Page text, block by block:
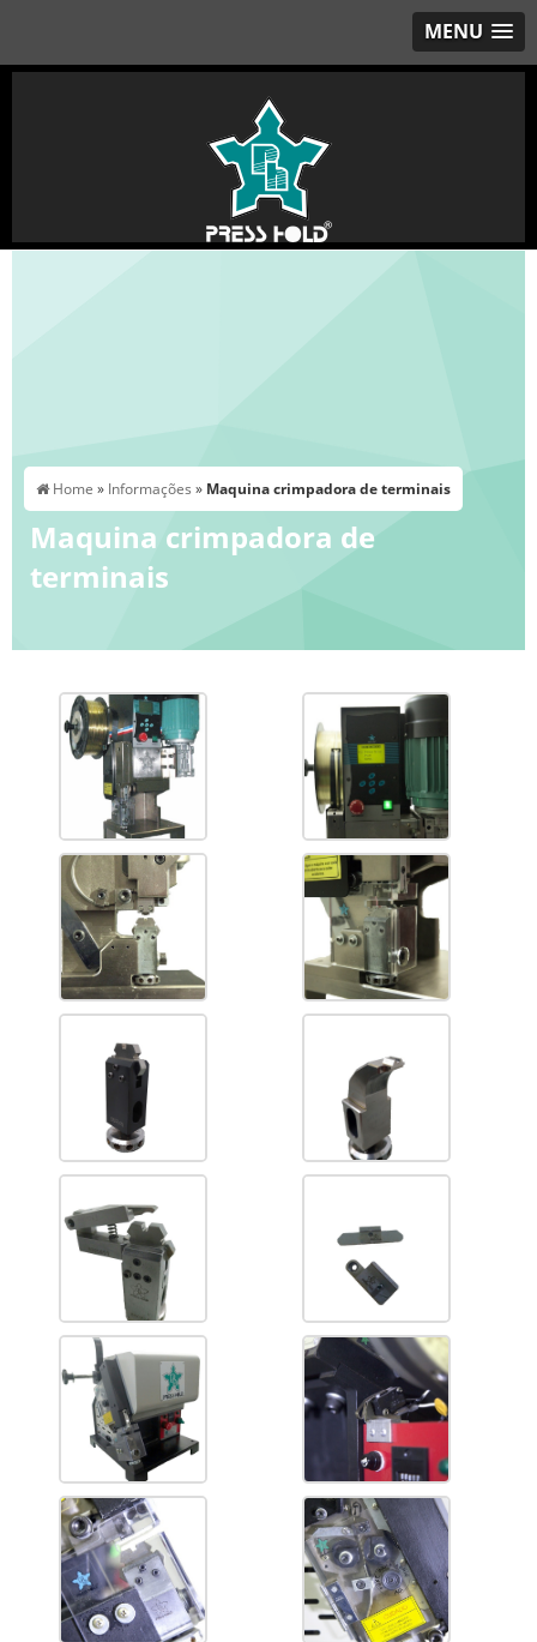
MENU
Home » Informações » Maquina crimpadora de terminais
Maquina crimpadora de
terminais